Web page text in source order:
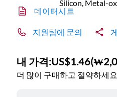
Silicon, Metal-
데이터시트
지원팀에 문의
내 가격:US$1.46(
더 많이 구매하고 절약하세